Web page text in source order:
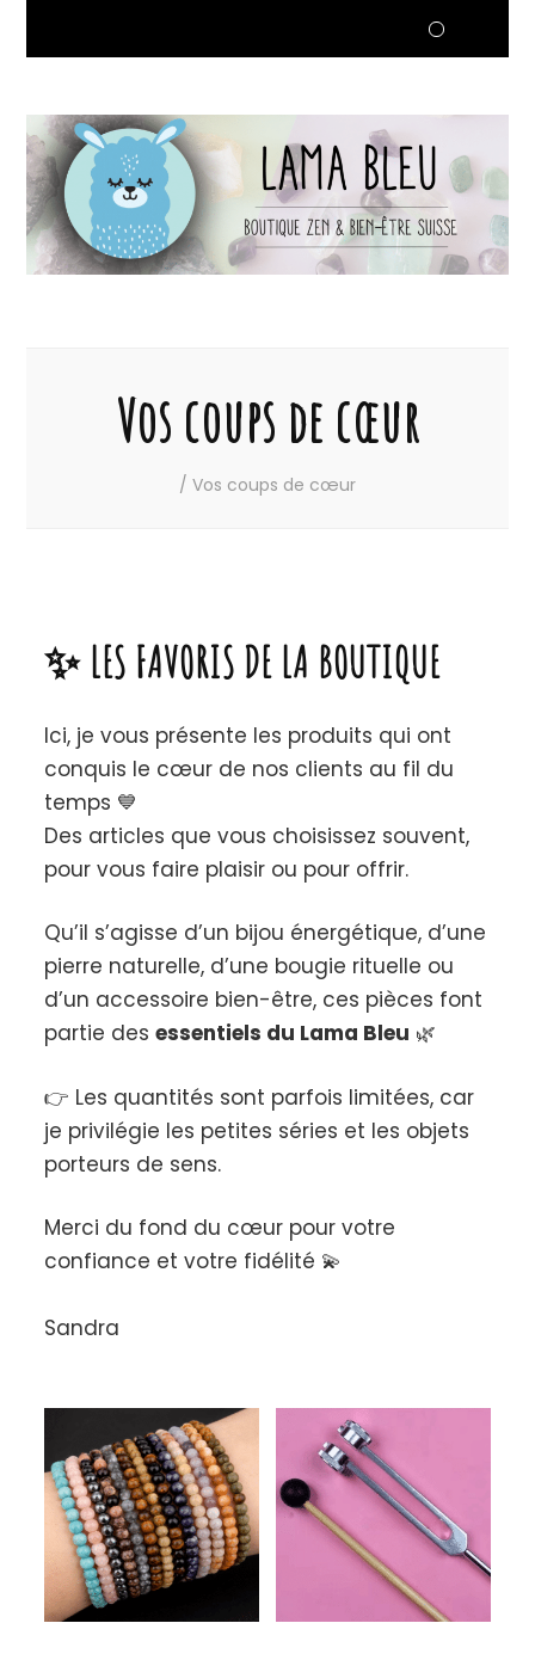
Vos coups de cœur
/ Vos coups de cœur
✨ LES FAVORIS DE LA BOUTIQUE
Ici, je vous présente les produits qui ont
conquis le cœur de nos clients au fil du
temps 💙
Des articles que vous choisissez souvent,
pour vous faire plaisir ou pour offrir.
Qu’il s’agisse d’un bijou énergétique, d’une
pierre naturelle, d’une bougie rituelle ou
d’un accessoire bien-être, ces pièces font
partie desessentiels du Lama Bleu 🌿
👉 Les quantités sont parfois limitées, car
je privilégie les petites séries et les objets
porteurs de sens.
Merci du fond du cœur pour votre
confiance et votre fidélité 💫
Sandra